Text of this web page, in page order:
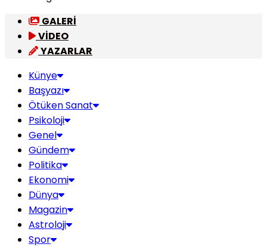
GALERİ
VİDEO
YAZARLAR
Künye
Başyazı
Ötüken Sanat
Psikoloji
Genel
Gündem
Politika
Ekonomi
Dünya
Magazin
Astroloji
Spor